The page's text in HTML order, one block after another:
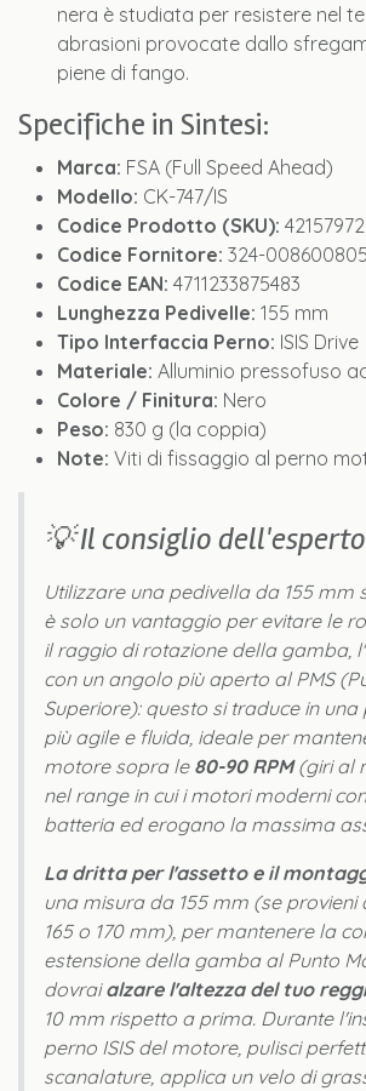
nera è studiata per resistere nel
abrasioni provocate dallo
piene di fango.
Specifiche in Sintesi:
Marca: FSA (Full Speed Ahead)
Modello: CK-747/IS
Codice Prodotto (SKU):
Codice Fornitore: 324-
Codice EAN: 4711233875483
Lunghezza Pedivelle: 155 mm
Tipo Interfaccia Perno: ISIS Drive
Materiale: Alluminio pressofuso
Colore / Finitura: Nero
Peso: 830 g (la coppia)
Note: Viti di fissaggio al perno
💡 Il consiglio dell'esperto
Utilizzare una pedivella da 155 mm
è solo un vantaggio per evitare le
il raggio di rotazione della gamba,
con un angolo più aperto al PMS
Superiore): questo si traduce in
più agile e fluida, ideale per
motore sopra le 80-90 RPM(giri al
nel range in cui i motori moderni
batteria ed erogano la massima
La dritta per l'assetto e il
una misura da 155 mm (se
165 o 170 mm), per mantenere la
estensione della gamba al Punto
dovraialzare l'altezza del tuo
10 mm rispetto a prima. Durante
perno ISIS del motore, pulisci
scanalature, applica un velo di